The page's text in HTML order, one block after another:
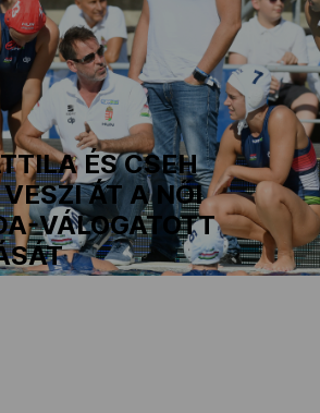
2028
program
ÉS CSEH
ÁT A NŐI
VÁLOGATOTT